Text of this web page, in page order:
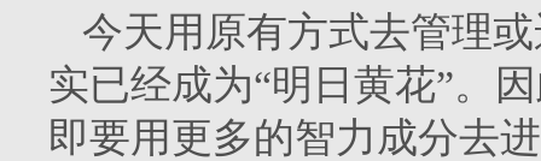
今天用原有方式去管理
实已经成为“明日黄花”。
即要用更多的智力成分去